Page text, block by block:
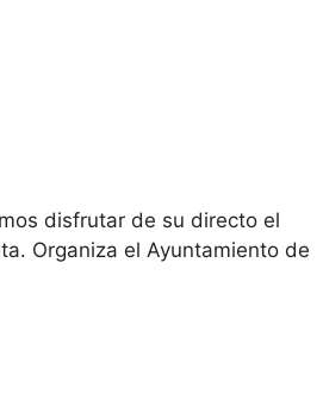
disfrutar de su directo el
Organiza el Ayuntamiento de